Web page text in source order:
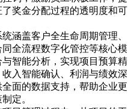
奖金分配过程的透明度和可
涵盖客户全生命周期管理、
全流程数字化管控等核心模
智能分析，实现项目预算精
入智能确认、利润与绩效深
面的数据支持，帮助企业更
定。